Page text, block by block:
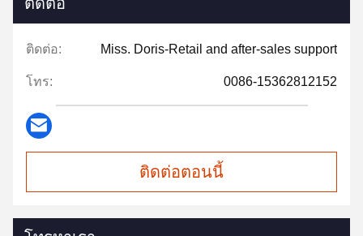
ติดต่อ: Miss. Doris-Retail and after-sales support
โทร: 0086-15362812152
ติดต่อตอนนี้